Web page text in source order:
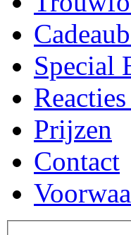
Special
Prijzen
Contact